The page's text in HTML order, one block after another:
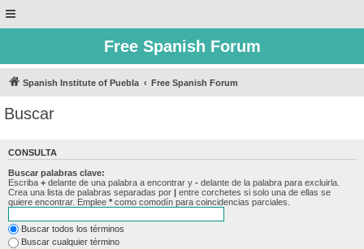
Free Spanish Forum
Spanish Institute of Puebla Free Spanish Forum
Buscar
CONSULTA
Buscar palabras clave:
Escriba + delante de una palabra a encontrar y - delante de la palabra para excluirla.
Crea una lista de palabras separadas por | entre corchetes si solo una de ellas se
quiere encontrar. Emplee * como comodín para coincidencias parciales.
Buscar todos los términos
Buscar cualquier término